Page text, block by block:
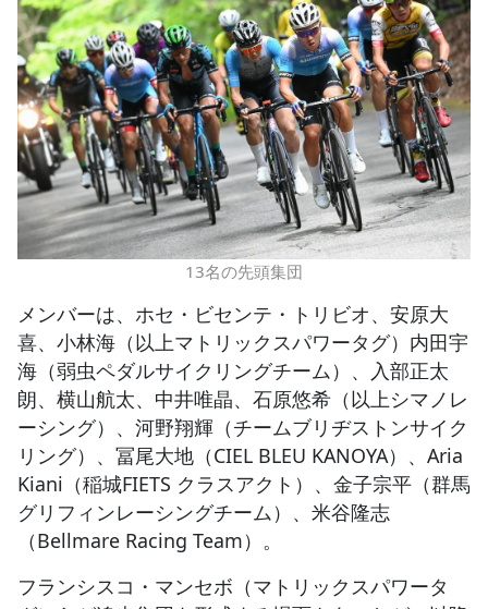
13名の先頭集団
メンバーは、ホセ・ビセンテ・トリビオ、安原大
喜、小林海（以上マトリックスパワータグ）内田宇
海（弱虫ペダルサイクリングチーム）、入部正太
朗、横山航太、中井唯晶、石原悠希（以上シマノレ
ーシング）、河野翔輝（チームブリヂストンサイク
リング）、冨尾大地（CIEL BLEU KANOYA）、Aria
Kiani（稲城FIETS クラスアクト）、金子宗平（群馬
グリフィンレーシングチーム）、米谷隆志
（Bellmare Racing Team）。
フランシスコ・マンセボ（マトリックスパワータ